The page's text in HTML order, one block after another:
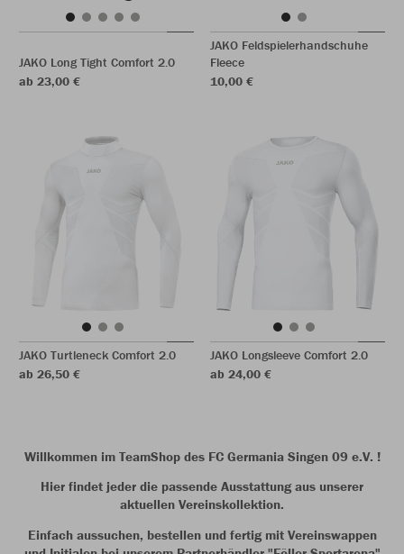
JAKO Long Tight Comfort 2.0
ab 23,00 €
JAKO Feldspielerhandschuhe
Fleece
10,00 €
JAKO Turtleneck Comfort 2.0
ab 26,50 €
JAKO Longsleeve Comfort 2.0
ab 24,00 €
Willkommen im TeamShop des FC Germania Singen 09 e.V. !
Hier findet jeder die passende Ausstattung aus unserer
aktuellen Vereinskollektion.
Einfach aussuchen, bestellen und fertig mit Vereinswappen